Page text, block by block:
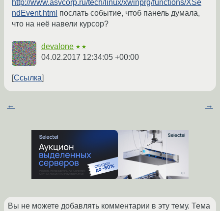
http://www.asvcorp.ru/tech/linux/xwinprg/functions/XSe
ndEvent.html послать событие, чтоб панель думала,
что на неё навели курсор?
devalone ★★
04.02.2017 12:34:05 +00:00
Ссылка
← →
Вы не можете добавлять комментарии в эту тему. Тема